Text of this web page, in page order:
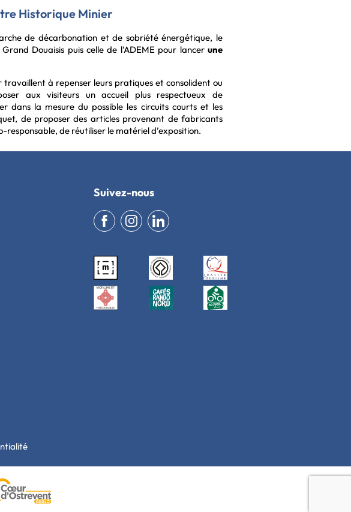
Historique Minier
de décarbonation et de sobriété énergétique, le
Douaisis puis celle de l’ADEME pour lancer une
travaillent à repenser leurs pratiques et consolident ou
aux visiteurs un accueil plus respectueux de
dans la mesure du possible les circuits courts et les
de proposer des articles provenant de fabricants
de réutiliser le matériel d’exposition.
Suivez-nous